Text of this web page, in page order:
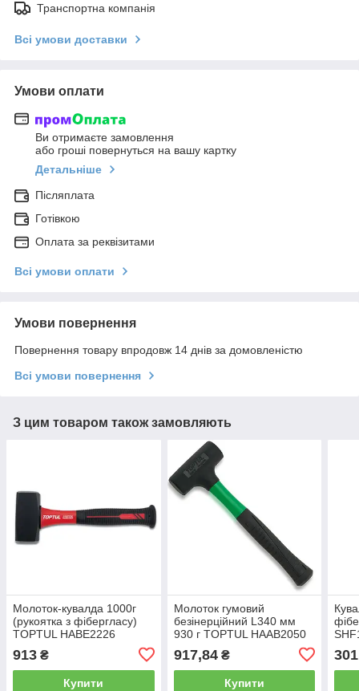
Транспортна компанія
Всі умови доставки
Умови оплати
Ви отримаєте замовлення
або гроші повернуться на вашу картку
Детальніше
Післяплата
Готівкою
Оплата за реквізитами
Всі умови оплати
Умови повернення
Повернення товару впродовж 14 днів за домовленістю
Всі умови повернення
З цим товаром також замовляють
Молоток-кувалда 1000г
(рукоятка з фібергласу)
TOPTUL HABE2226
913 ₴
Купити
Молоток гумовий
безінерційний L340 мм
930 г TOPTUL HAAB2050
917,84₴
Купити